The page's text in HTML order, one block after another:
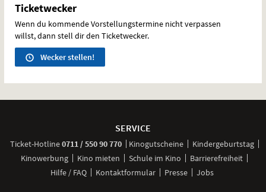
Ticketwecker
Wenn du kommende Vorstellungstermine nicht verpassen
willst, dann stell dir den Ticketwecker.
Wecker stellen!
SERVICE
Ticket-Hotline0711 / 550 90 770anrufen
Kinogutscheine
Kindergeburtstag
Kinowerbung
Kino mieten Schule im Kino
Barrierefreiheit
Hilfe / FAQ
Kontaktformular Presse Jobs